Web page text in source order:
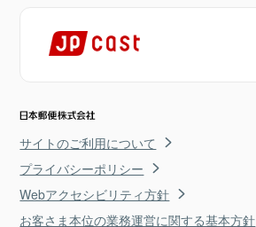
サイトのご利用について
プライバシーポリシー
Webアクセシビリティ方針
お客さま本位の業務運営に関する基本方針